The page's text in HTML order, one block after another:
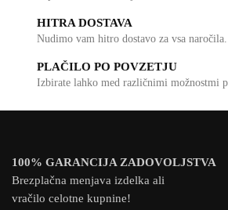
HITRA DOSTAVA
Nudimo vam hitro dostavo za vsa naročila.
PLAČILO PO POVZETJU
Izbirate lahko med različnimi možnostmi
100% GARANCIJA ZADOVOLJSTVA
Brezplačna menjava izdelka ali
vračilo celotne kupnine!